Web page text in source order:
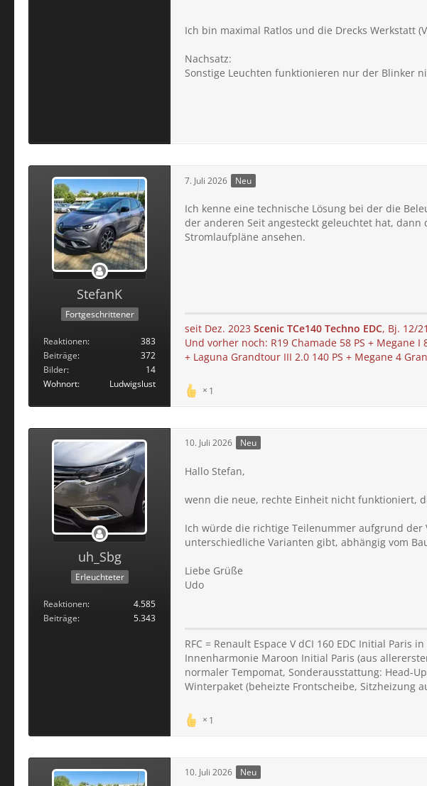
Ich bin maximal Ratlos und die Drecks Werkstatt
Nachsatz:
Sonstige Leuchten funktionieren nur der Blinker
StefanK
Fortgeschrittener
Reaktionen
383
Beiträge
372
Bilder
14
Wohnort
Ludwigslust
7. Juli 2026 Neu
Ich kenne eine technische Lösung bei der die
der anderen Seit angesteckt geleuchtet hat,
Stromlaufpläne ansehen.
seit Dez. 2023 Scenic TCe140 Techno EDC, Bj. 12/
Und vorher noch: R19 Chamade 58 PS + Megane I
+ Laguna Grandtour III 2.0 140 PS + Megane 4
1
uh_Sbg
Erleuchteter
Reaktionen
4.585
Beiträge
5.343
10. Juli 2026 Neu
Hallo Stefan,
wenn die neue, rechte Einheit nicht funktioniert,
Ich würde die richtige Teilenummer aufgrund der
unterschiedliche Varianten gibt, abhängig vom
Liebe Grüße
Udo
RFC = Renault Espace V dCI 160 EDC Initial
Innenharmonie Maroon Initial Paris (aus
normaler Tempomat, Sonderausstattung: Head-
Winterpaket (beheizte Frontscheibe, Sitzheizung
1
10. Juli 2026 Neu